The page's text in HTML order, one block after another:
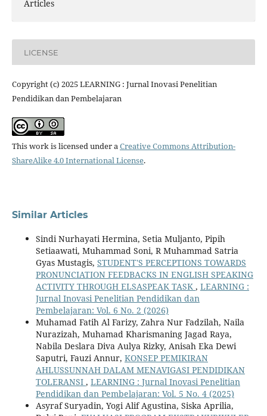
Articles
LICENSE
Copyright (c) 2025 LEARNING : Jurnal Inovasi Penelitian
Pendidikan dan Pembelajaran
This work is licensed under aCreative Commons Attribution-
ShareAlike 4.0 International License.
Similar Articles
Sindi Nurhayati Hermina, Setia Muljanto, Pipih
Setiaawati, Muhammad Soni, R Muhammad Satria
Gyas Mustagis, STUDENT'S PERCEPTIONS TOWARDS
PRONUNCIATION FEEDBACKS IN ENGLISH SPEAKING
ACTIVITY THROUGH ELSASPEAK TASK , LEARNING :
Jurnal Inovasi Penelitian Pendidikan dan
Pembelajaran: Vol. 6 No. 2 (2026)
Muhamad Fatih Al Farizy, Zahra Nur Fadzilah, Naila
Nurazizah, Muhamad Kharismaning Jagad Raya,
Nabila Deslara Diva Aulya Rizky, Anisah Eka Dewi
Saputri, Fauzi Annur, KONSEP PEMIKIRAN
AHLUSSUNNAH DALAM MENAVIGASI PENDIDIKAN
TOLERANSI , LEARNING : Jurnal Inovasi Penelitian
Pendidikan dan Pembelajaran: Vol. 5 No. 4 (2025)
Asyraf Suryadin, Yogi Alif Agustina, Siska Aprilia,